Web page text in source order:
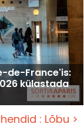
de-France'is:
külastada
: Lõbu >